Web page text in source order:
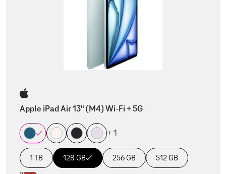
Apple iPad Air 13" (M4) Wi-Fi + 5G
+ 1
1 TB 128 GB 256 GB 512 GB